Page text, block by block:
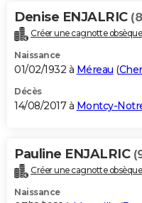
Denise ENJALRIC
Créer une cagnotte
Naissance
01/02/1932 à Méreau (Cher
Décès
14/08/2017 à Montcy-
Pauline ENJALRIC
Créer une cagnotte
Naissance